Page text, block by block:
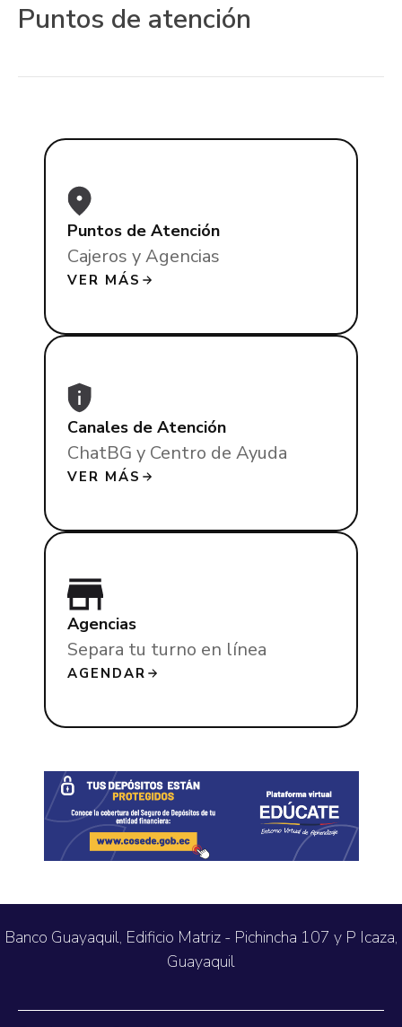
Puntos de atención
Puntos de Atención
Cajeros y Agencias
VER MÁS
Canales de Atención
ChatBG y Centro de Ayuda
VER MÁS
Agencias
Separa tu turno en línea
AGENDAR
Banco Guayaquil, Edificio Matriz - Pichincha 107 y P Icaza,
Guayaquil